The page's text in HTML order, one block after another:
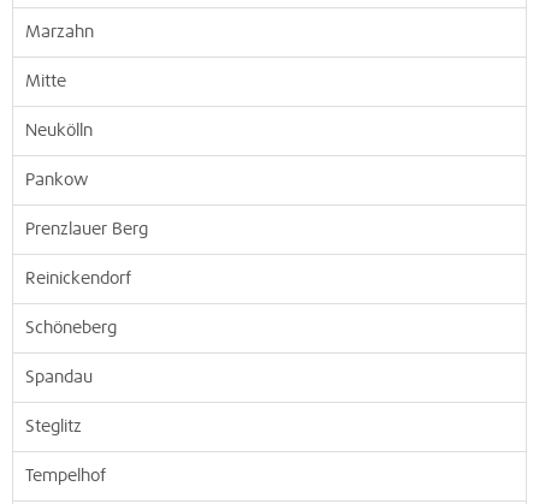
Marzahn
Mitte
Neukölln
Pankow
Prenzlauer Berg
Reinickendorf
Schöneberg
Spandau
Steglitz
Tempelhof